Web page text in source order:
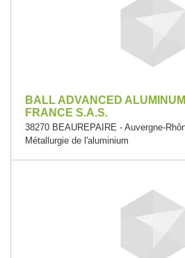
BALL ADVANCED
FRANCE S.A.S.
38270 BEAUREPAIRE - Auvergne-
Métallurgie de l'aluminium